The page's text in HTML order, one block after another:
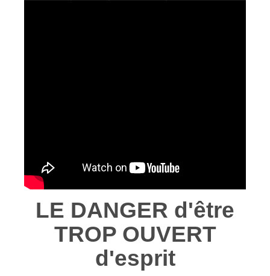
LE DANGER d'être
TROP OUVERT
d'esprit